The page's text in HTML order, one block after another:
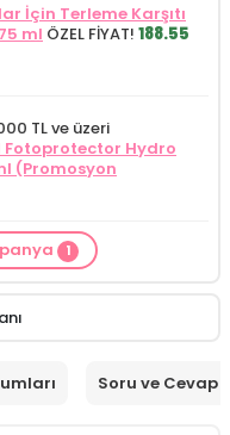
İçin Terleme Karşıtı
ml ÖZEL FİYAT! 188.55
TL ve üzeri
Fotoprotector Hydro
(Promosyon
Mamaaura
1
Soru ve Cevap